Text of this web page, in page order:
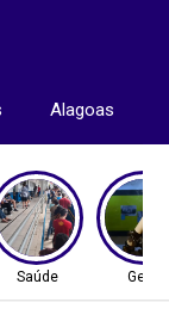
Alagoas
Saúde Geral